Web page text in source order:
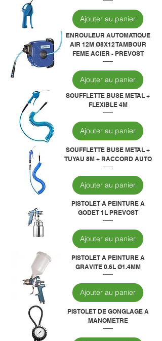
Ajouter au panier
ENROULEUR AUTOMATIQUE
AIR 12M Ø8X12 TAMBOUR
FEME ACIER - PREVOST
Ajouter au panier
SOUFFLETTE BUSE METAL +
FLEXIBLE 4M
Ajouter au panier
SOUFFLETTE BUSE METAL +
TUYAU 8M + RACCORD AUTO
Ajouter au panier
PISTOLET A PEINTURE A
GODET 1L PREVOST
Ajouter au panier
PISTOLET A PEINTURE A
GRAVITE 0.6L Ø1.4MM
Ajouter au panier
PISTOLET DE GONGLAGE A
MANOMETRE